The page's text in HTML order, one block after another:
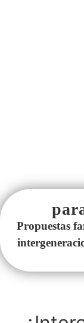
Propuestas